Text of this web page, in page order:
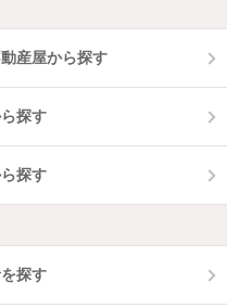
産屋から探す
探す
探す
探す